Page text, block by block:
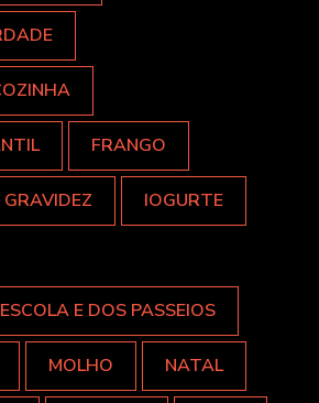
FRANGO
GRAVIDEZ IOGURTE
E DOS PASSEIOS
MOLHO NATAL